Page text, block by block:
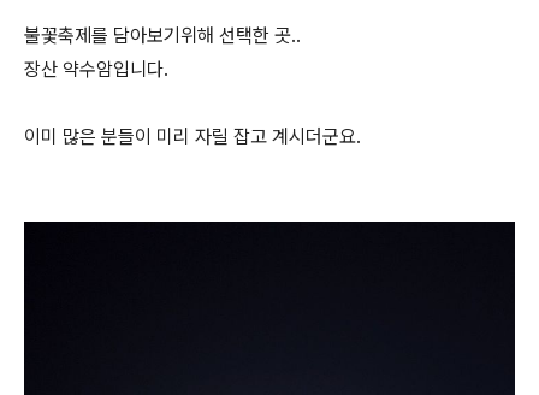
불꽃축제를 담아보기위해 선택한 곳..
장산 약수암입니다.
이미 많은 분들이 미리 자릴 잡고 계시더군요.